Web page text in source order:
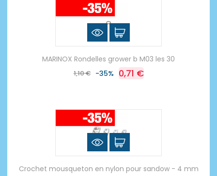
MARINOX Rondelles grower b M03 les 30
1,10 € -35% 0,71 €
Crochet mousqueton en nylon pour sandow - 4 mm